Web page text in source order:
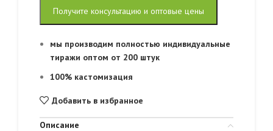
Получите консультацию и оптовые цены
мы производим полностью индивидуальные
тиражи оптом от 200 штук
100% кастомизация
Добавить в избранное
Описание